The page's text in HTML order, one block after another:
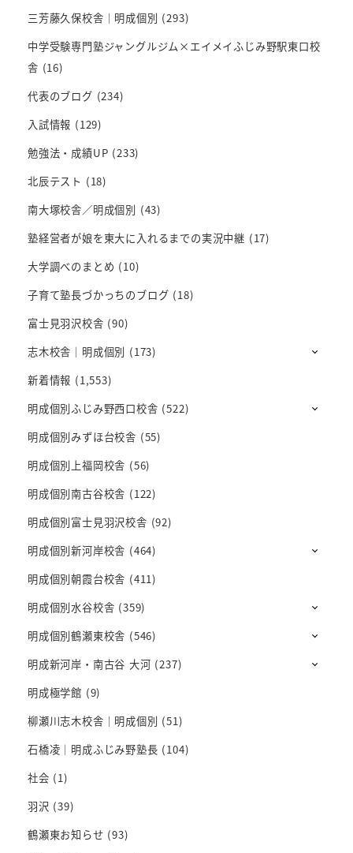
三芳藤久保校舎｜明成個別 (293)
中学受験専門塾ジャングルジム×エイメイふじみ野駅東口校
舎 (16)
代表のブログ (234)
入試情報 (129)
勉強法・成績UP (233)
北辰テスト (18)
南大塚校舎／明成個別 (43)
塾経営者が娘を東大に入れるまでの実況中継 (17)
大学調べのまとめ (10)
子育て塾長づかっちのブログ (18)
富士見羽沢校舎 (90)
志木校舎｜明成個別 (173)
新着情報 (1,553)
明成個別ふじみ野西口校舎 (522)
明成個別みずほ台校舎 (55)
明成個別上福岡校舎 (56)
明成個別南古谷校舎 (122)
明成個別富士見羽沢校舎 (92)
明成個別新河岸校舎 (464)
明成個別朝霞台校舎 (411)
明成個別水谷校舎 (359)
明成個別鶴瀬東校舎 (546)
明成新河岸・南古谷 大河 (237)
明成極学館 (9)
柳瀬川志木校舎｜明成個別 (51)
石橋凌｜明成ふじみ野塾長 (104)
社会 (1)
羽沢 (39)
鶴瀬東お知らせ (93)